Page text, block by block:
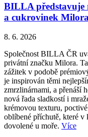
BILLA představuje
a cukrovinek Milora
8. 6. 2026
Společnost BILLA ČR
privátní značku Milora.
zážitek v podobě
je inspirován těmi
zmrzlinárnami, a přenáší
nová řada sladkostí i
krémovou texturu,
oblíbené příchutě, které v
dovolené u moře. Více